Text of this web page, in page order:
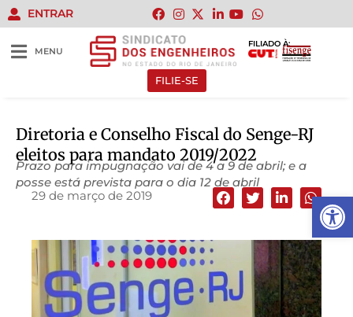
Abrir
ENTRAR
MENU
FILIADO À:
FILIE-SE
Diretoria e Conselho Fiscal do Senge-RJ
eleitos para mandato 2019/2022
Prazo para impugnação vai de 4 a 9 de abril; e a
posse está prevista para o dia 12 de abril
29 de março de 2019